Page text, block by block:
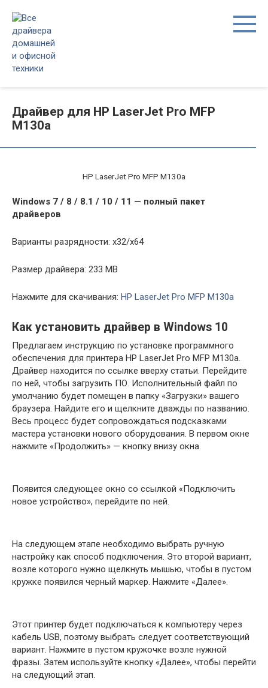
контенту
Драйвер для HP LaserJet Pro MFP
M130a
HP LaserJet Pro MFP M130a
Windows 7 / 8 / 8.1 / 10 / 11 — полный пакет
драйверов
Варианты разрядности: x32/x64
Размер драйвера: 233 MB
Нажмите для скачивания: HP LaserJet Pro MFP M130a
Как установить драйвер в Windows 10
Предлагаем инструкцию по установке программного
обеспечения для принтера HP LaserJet Pro MFP M130a.
Драйвер находится по ссылке вверху статьи. Перейдите
по ней, чтобы загрузить ПО. Исполнительный файл по
умолчанию будет помещен в папку «Загрузки» вашего
браузера. Найдите его и щелкните дважды по названию.
Весь процесс будет сопровождаться подсказками
мастера установки нового оборудования. В первом окне
нажмите «Продолжить» — кнопку внизу окна.
Появится следующее окно со ссылкой «Подключить
новое устройство», перейдите по ней.
На следующем этапе необходимо выбрать ручную
настройку как способ подключения. Это второй вариант,
возле которого нужно щелкнуть мышью, чтобы в пустом
кружке появился черный маркер. Нажмите «Далее».
Этот принтер будет подключаться к компьютеру через
кабель USB, поэтому выбрать следует соответствующий
вариант. Нажмите в пустом кружочке возле нужной
фразы. Затем используйте кнопку «Далее», чтобы перейти
на следующий этап.